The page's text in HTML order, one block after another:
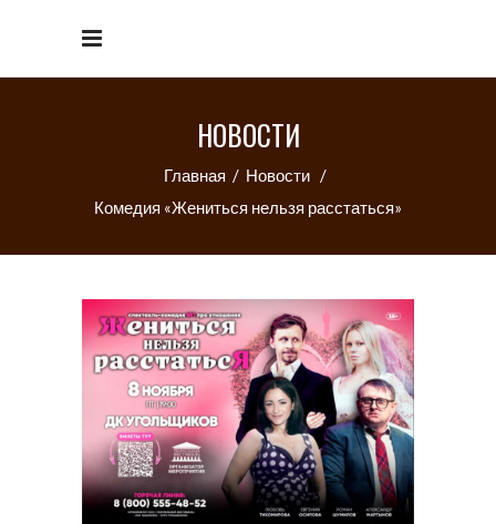
НОВОСТИ
Главная / Новости /
Комедия «Жениться нельзя расстаться»